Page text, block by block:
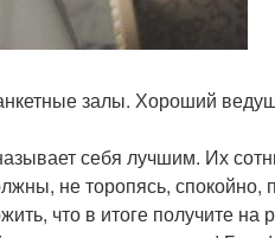
залы. Хороший
себя лучшим. Их
не торопясь, спокойно,
что в итоге получите на